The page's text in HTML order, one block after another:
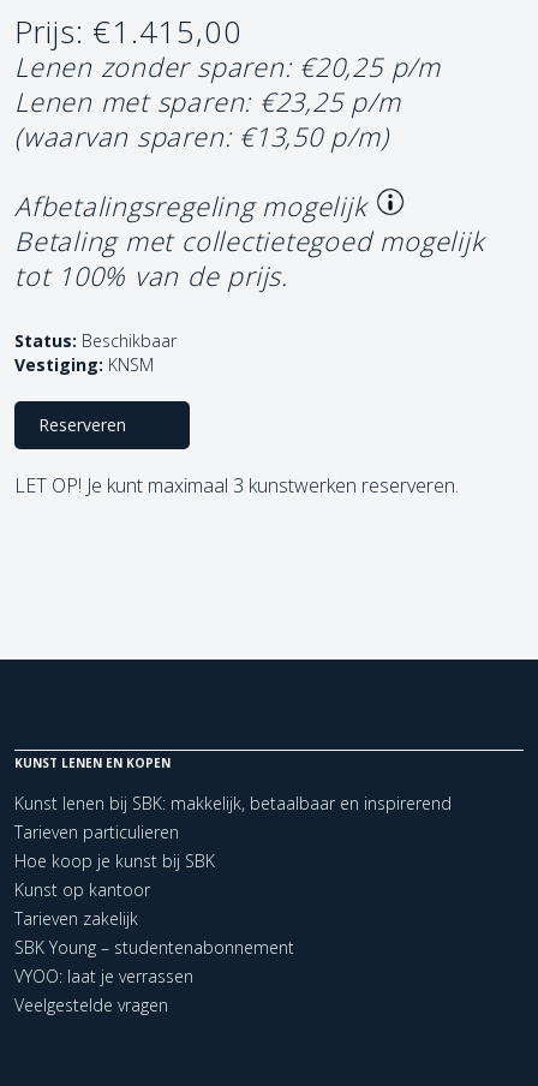
Prijs: €1.415,00
Lenen zonder sparen: €20,25 p/m
Lenen met sparen: €23,25 p/m
(waarvan sparen: €13,50 p/m)
Afbetalingsregeling mogelijk
Betaling met collectietegoed mogelijk
tot 100% van de prijs.
Status: Beschikbaar
Vestiging: KNSM
Reserveren
LET OP! Je kunt maximaal 3 kunstwerken reserveren.
KUNST LENEN EN KOPEN
Kunst lenen bij SBK: makkelijk, betaalbaar en inspirerend
Tarieven particulieren
Hoe koop je kunst bij SBK
Kunst op kantoor
Tarieven zakelijk
SBK Young – studentenabonnement
VYOO: laat je verrassen
Veelgestelde vragen